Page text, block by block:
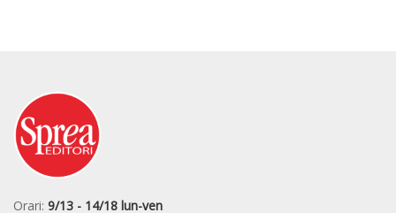
Orari: 9/13 - 14/18 lun-ven